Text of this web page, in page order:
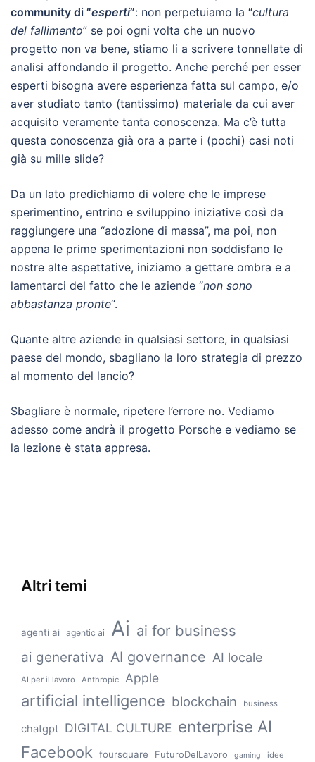
community di “esperti”: non perpetuiamo la “cultura
del fallimento” se poi ogni volta che un nuovo
progetto non va bene, stiamo li a scrivere tonnellate di
analisi affondando il progetto. Anche perché per esser
esperti bisogna avere esperienza fatta sul campo, e/o
aver studiato tanto (tantissimo) materiale da cui aver
acquisito veramente tanta conoscenza. Ma c’è tutta
questa conoscenza già ora a parte i (pochi) casi noti
già su mille slide?
Da un lato predichiamo di volere che le imprese
sperimentino, entrino e sviluppino iniziative così da
raggiungere una “adozione di massa”, ma poi, non
appena le prime sperimentazioni non soddisfano le
nostre alte aspettative, iniziamo a gettare ombra e a
lamentarci del fatto che le aziende “non sono
abbastanza pronte“.
Quante altre aziende in qualsiasi settore, in qualsiasi
paese del mondo, sbagliano la loro strategia di prezzo
al momento del lancio?
Sbagliare è normale, ripetere l’errore no. Vediamo
adesso come andrà il progetto Porsche e vediamo se
la lezione è stata appresa.
Altri temi
agenti ai agentic ai Ai ai for business
ai generativa AI governance AI locale
AI per il lavoro Anthropic Apple
artificial intelligence blockchain business
chatgpt DIGITAL CULTURE enterprise AI
Facebook foursquare FuturoDelLavoro gaming idee